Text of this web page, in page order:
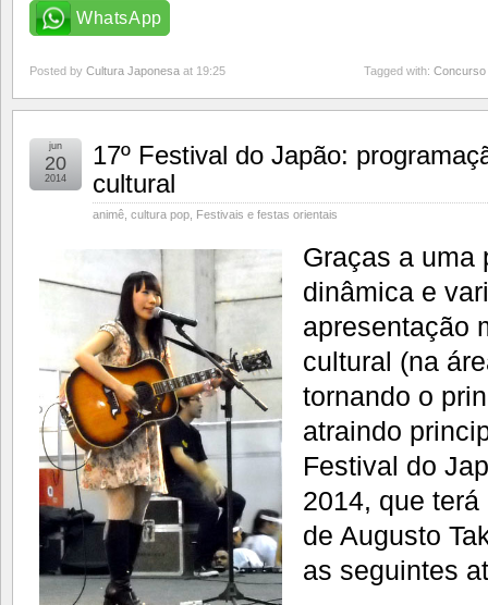
WhatsApp
Posted by Cultura Japonesa at 19:25 Tagged with: Concurso
17º Festival do Japão:
cultural
animê cultura pop Festivais e festas orientais
jun
20
2014
Graças a uma
dinâmica e
apresentação
cultural (na
tornando o
atraindo
Festival do
2014, que
de Augusto
as seguintes